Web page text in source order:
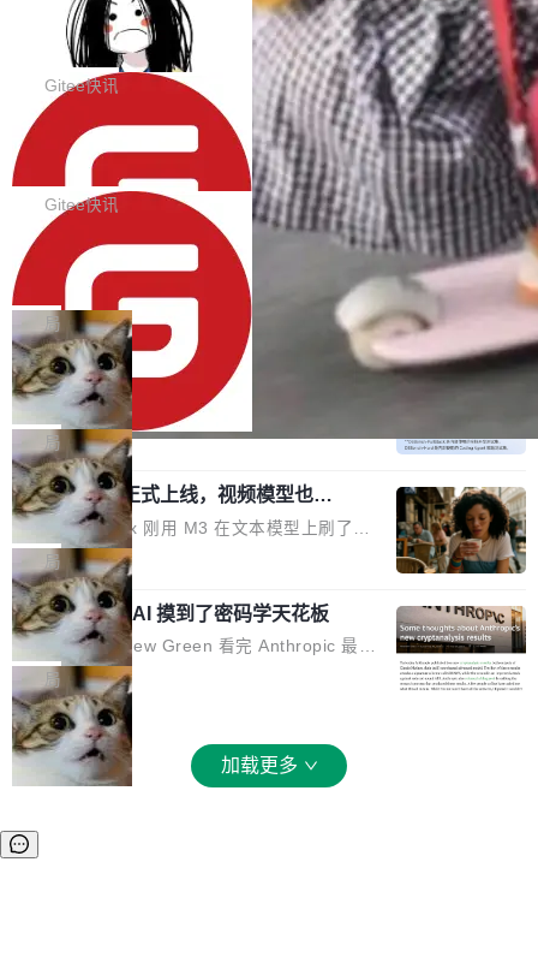
代码评审及自动化运维的全面落地夯实了“一体
化”的基座。 新版本将为用户带来更好的使用体
验和更高的工作效率，感谢大家一直以来的支持
和反馈，我们将继续努力提供更优秀的产品和服
务！ 新增功能点 DevOps： 采用自研代码托管
平台，支持一站式安装，提供从代码提交到交付
的...
器。HTTP 引擎是一个独立插件。你选一个，或
者选两个，不同环境之间切换，一行应用代码都
不用改。 下面快速过一下 10 种 HTTP 服务器
选项，各自适合什么场景，以及怎么切换。 一行
依赖替换 在 Solon 里换 HTTP 服务器就是改 po
m.xml 里一个依赖，别的什么都不用动。 <depe
factId>solon-web</artifac...
BootstrapBlazor v10.9.0 已经发布，B
ootstrap 样式的 Blazor UI 组件库
BootstrapBlazor v10.9.0 已经发布，Bootstrap
样式的 Blazor UI 组件库 此版本更新内容包括：
Release 2026-07-31 V10.9.0 Fixes fix(MultiFi
lter): 增加暗黑主题支持 by @ArgoZhang in htt
ps://github.com/dotnetcore/BootstrapBlazor/p
ull/8239 fix(Camera): 增加 exact 显式设置设备
id by @kkxkx in https://github.com/dotnetcor
e/BootstrapBlazor/pull/825...
Gitee快讯
SolonCode v2026.8.2 已经发布，终端
智能体
SolonCode v2026.8.2 已经发布，终端智能体
此版本更新内容包括： 优化 soloncode run 模
式（参考 run-headless-mode.md） 添加 solon
code web 国际化多语言支持 添加 soloncode w
eb 消息列表消息导航支持 修复 soloncode web
文件详情初次显示时语法高亮失效的问题 修复 s
oloncode web 审查详情文件名中文乱码的问题
细节优化 详情查看：https://gitee.com/opensol
on/soloncode/releases/v2026.8.2
Gitee快讯
OpenAI 宣布 GPT-5.6 Luna 价格下降
80%
OpenAI 宣布 GPT-5.6 Luna 价格下降 80%。输
入从每百万 token 1 美元砍到 0.2 美元，输出从
6 美元砍到 1.2 美元。GPT-5.6 Terra 降 20%。
旗舰 Sol 没降，但加了一个 Fast 模式——2.5
倍速度，2 倍价格，智商不变。 降价的理由不是
市场竞争，不是清库存，是 Sol 自己把自己优化
了。 这事分两步。第一步，OpenAI 把 GPT-5.6
Sol 部署上线。第二步，让 Sol 通过 Codex 自
己去优化自己的推理基础设施。Sol 学了 Triton
和 Gluon 两种 GPU 编程语言，重写了生产环境
的 GPU 内核，找出了哪...
局
DeepSeek-V4-Flash 官方 API 现已正
式上线公测
DeepSeek V4 Flash 正式版今天上线了。模型
结构和参数规模没变，还是 MoE 284B、激活 1
3B、100 万 token 上下文——只重新做了后训
练。但改完之后，Agent 能力直接把自家 4 月发
的 Pro Preview 给干了。 九项 Agent 基准测试
全部反超。Terminal Bench 2.1 从 61.8 涨到 8
2.7，DeepSWE 从 7.3 涨到 54.4，DSBench-F
ullStack 从 37.0 涨到 68.7。不说别的，一个 Fl
ash 型号干翻了三个月前代表最高水平的 Pro 预
览版，这件事本身就够说明后训练的威力了。 跟
它一起来的还有两...
局
MiniMax H3 正式上线，视频模型也开
始玩全模态了
上个月 MiniMax 刚用 M3 在文本模型上刷了一
波存在感，今天 H3 来了——一款全模态生成模
型，而且承诺几天内开源权重。 先看能力边界。
H3 接受文本、图像、视频、声音任意组合作为
输入（它叫多模态上下文），输出带原生双声道
音频的视频，最高 15 秒 2K 分辨率。举个例
子：扔进去一段参考视频（取它的希区柯克运
镜）、一张人物图片、一段歌声录音，用自然语
言告诉模型你要什么——H3 自己搞定剩下的。
这个"自己搞定"说起来轻巧，背后的训练范式变
uo 01 和 02），每一代都是按任务拆分的专家
局
Anthropic 的 AI 摸到了密码学天花板
密码学家 Matthew Green 看完 Anthropic 最新
的密码分析成果后，写了篇博客。标题很克制：
「一些想法」，但内容不克制。 先说 Anthropic
做了什么。他们让未发布的 Claude Mythos 模
型去跑密码分析，出了两个结果：一个攻击了后
量子签名方案 HAWK，另一个是对缩减轮次 AE
话说，「可能直接杀死了一个正在认真考虑标准
局
加载更多